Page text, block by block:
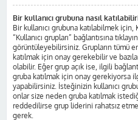
Bir kullanıcı grubuna nasıl
Bir kullanıcı grubuna katılabilmek
“Kullanıcı grupları” bağlantısına
görüntüleyebilirsiniz. Grupların tümü
katılmak için onay gerekebilir ve
olabilir. Eğer grup açık ise, ilgili
gruba katılmak için onay gerekiyorsa
yapabilirsiniz. İsteğinizin kullanıcı
onlar size neden gruba katılmak
reddedilirse grup liderini rahatsız
gerek.